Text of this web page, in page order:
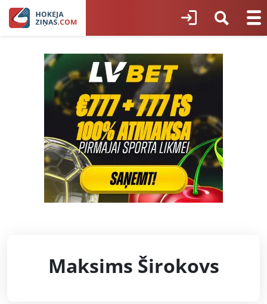
Maksims Širokovs